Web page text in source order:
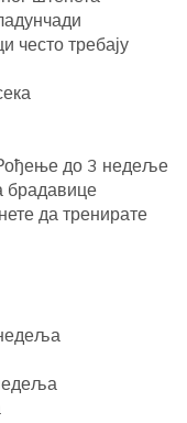
често требају
до 3 недеље
брадавице
да тренирате